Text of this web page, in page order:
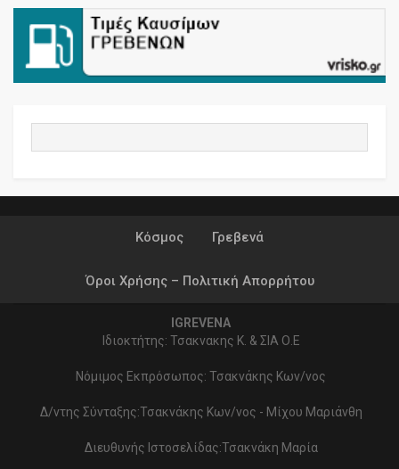
Κόσμος Γρεβενά
Όροι Χρήσης – Πολιτική Απορρήτου
IGREVENA
Ιδιοκτήτης: Τσακνακης Κ. & ΣΙΑ Ο.Ε
Νόμιμος Εκπρόσωπος: Τσακνάκης Κων/νος
Δ/ντης Σύνταξης:Τσακνάκης Κων/νος - Μίχου Μαριάνθη
Διευθυνής Ιστοσελίδας:Τσακνάκη Μαρία